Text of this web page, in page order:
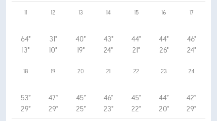
11
64°
13°
12
31°
10°
13
40°
19°
14
43°
24°
15
44°
21°
16
44°
26°
17
46°
24°
18
53°
29°
19
47°
29°
20
45°
25°
21
46°
23°
22
45°
22°
23
44°
20°
24
42°
29°